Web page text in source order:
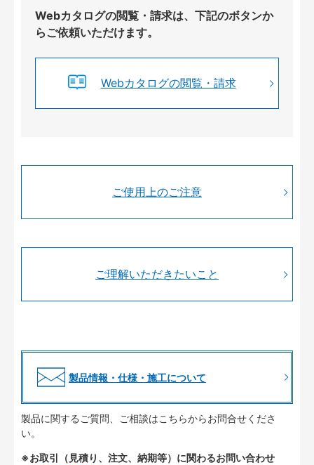
Webカタログの閲覧・請求は、下記のボタンか
らご依頼いただけます。
Webカタログの閲覧・請求
ご使用上のご注意
ご理解いただきたいこと
製品情報・仕様・施工について
製品に関するご質問、ご相談はこちらからお問合せくださ
い。
※お取引（見積り、注文、納期等）に関わるお問い合わせ